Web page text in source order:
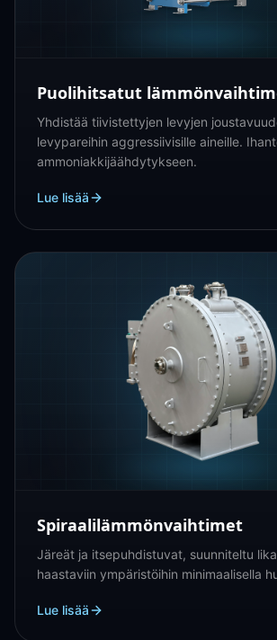
Puolihitsatut
Yhdistää tiivistettyjen levyjen
levypareihin aggressiivisille aineille.
ammoniakkijäähdytykseen.
Lue lisää
Spiraalilämmönvaihtimet
Järeät ja itsepuhdistuvat, suunniteltu
haastaviin ympäristöihin minimaalisella
Lue lisää